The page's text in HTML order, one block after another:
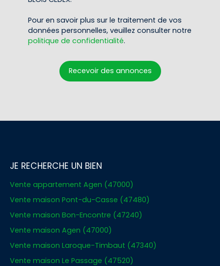
Pour en savoir plus sur le traitement de vos
données personnelles, veuillez consulter notre
politique de confidentialité.
Recevoir des annonces
JE RECHERCHE UN BIEN
Vente appartement Agen (47000)
Vente maison Pont-du-Casse (47480)
Vente maison Bon-Encontre (47240)
Vente maison Agen (47000)
Vente maison Laroque-Timbaut (47340)
Vente maison Le Passage (47520)